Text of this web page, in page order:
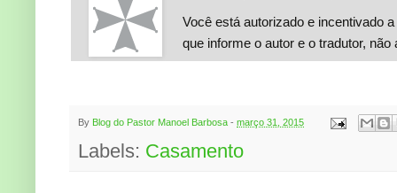
Você está autorizado e incentivado
que informe o autor e o tradutor,
By Blog do Pastor Manoel Barbosa - março 31, 2015
Labels: Casamento